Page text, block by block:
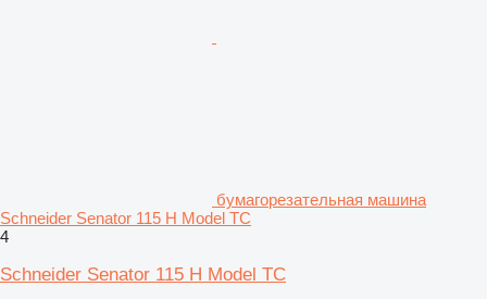
бумагорезательная машина
Schneider Senator 115 H Model TC
4
Schneider Senator 115 H Model TC